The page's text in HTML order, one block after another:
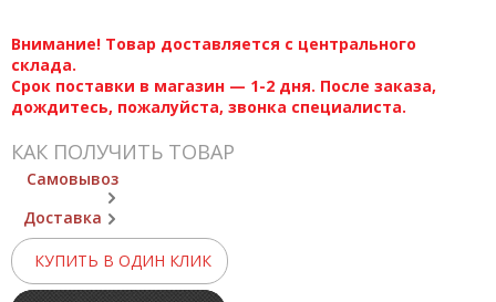
Внимание! Товар доставляется с центрального
склада.
Срок поставки в магазин — 1-2 дня. После заказа,
дождитесь, пожалуйста, звонка специалиста.
КАК ПОЛУЧИТЬ ТОВАР
Самовывоз
Доставка
КУПИТЬ В ОДИН КЛИК